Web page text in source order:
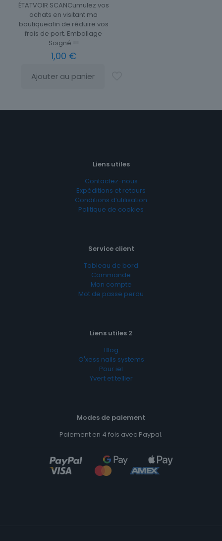
ÉTATVOIR SCANCumulez vos
achats en visitant ma
boutiqueafin de réduire vos
frais de port. Emballage
Soigné !!!
1,00 €
Ajouter au panier
Liens utiles
Contactez-nous
Expéditions et retours
Conditions d’utilisation
Politique de cookies
Service client
Tableau de bord
Commande
Mon compte
Mot de passe perdu
Liens utiles 2
Blog
O'xess nails systems
Pour iel
Yvert et tellier
Modes de paiement
Paiement en 4 fois avec Paypal.